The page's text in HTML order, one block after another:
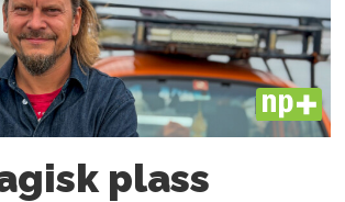
PLUS
plass